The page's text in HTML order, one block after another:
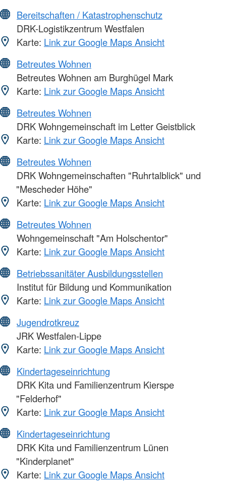
Bereitschaften / Katastrophenschutz
DRK-Logistikzentrum Westfalen
Karte: Link zur Google Maps Ansicht
Betreutes Wohnen
Betreutes Wohnen am Burghügel Mark
Karte: Link zur Google Maps Ansicht
Betreutes Wohnen
DRK Wohngemeinschaft im Letter Geistblick
Karte: Link zur Google Maps Ansicht
Betreutes Wohnen
DRK Wohngemeinschaften "Ruhrtalblick" und
"Mescheder Höhe"
Karte: Link zur Google Maps Ansicht
Betreutes Wohnen
Wohngemeinschaft "Am Holschentor"
Karte: Link zur Google Maps Ansicht
Betriebssanitäter Ausbildungsstellen
Institut für Bildung und Kommunikation
Karte: Link zur Google Maps Ansicht
Jugendrotkreuz
JRK Westfalen-Lippe
Karte: Link zur Google Maps Ansicht
Kindertageseinrichtung
DRK Kita und Familienzentrum Kierspe
"Felderhof"
Karte: Link zur Google Maps Ansicht
Kindertageseinrichtung
DRK Kita und Familienzentrum Lünen
"Kinderplanet"
Karte: Link zur Google Maps Ansicht